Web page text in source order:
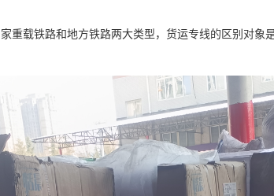
重载铁路和地方铁路两大类型，货运专线的区别对象